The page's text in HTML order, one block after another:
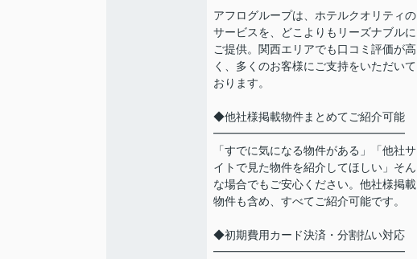
アフログループは、ホテルクオリティの
サービスを、どこよりもリーズナブルに
ご提供。関西エリアでも口コミ評価が高
く、多くのお客様にご支持をいただいて
おります。
◆他社様掲載物件まとめてご紹介可能
━━━━━━━━━━━━━━━━━
「すでに気になる物件がある」「他社サ
イトで見た物件を紹介してほしい」そん
な場合でもご安心ください。他社様掲載
物件も含め、すべてご紹介可能です。
◆初期費用カード決済・分割払い対応
━━━━━━━━━━━━━━━━━